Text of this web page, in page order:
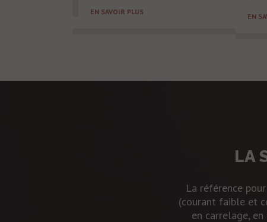
EN SAVOIR PLUS
EN
LA
La référence
(courant faible et
en carrelage,